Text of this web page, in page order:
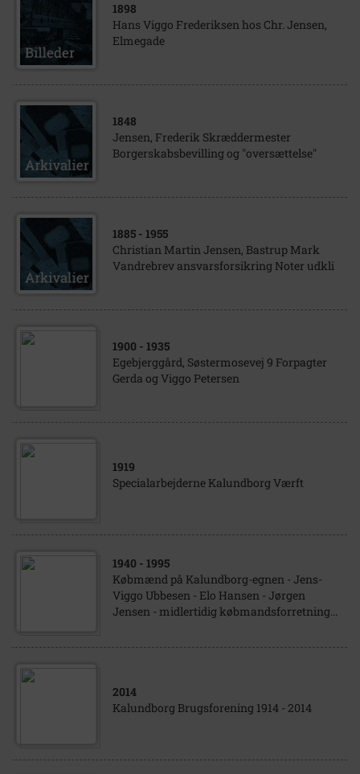
1898
Hans Viggo Frederiksen hos Chr. Jensen,
Elmegade
1848
Jensen, Frederik Skræddermester
Borgerskabsbevilling og "oversættelse"
1885 - 1955
Christian Martin Jensen, Bastrup Mark
Vandrebrev ansvarsforsikring Noter udkli
1900 - 1935
Egebjerggård, Søstermosevej 9 Forpagter
Gerda og Viggo Petersen
1919
Specialarbejderne Kalundborg Værft
1940 - 1995
Købmænd på Kalundborg-egnen - Jens-
Viggo Ubbesen - Elo Hansen - Jørgen
Jensen - midlertidig købmandsforretning...
2014
Kalundborg Brugsforening 1914 - 2014